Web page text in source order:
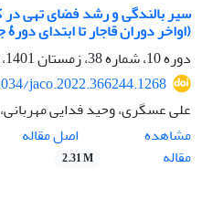
سیر بالندگی و رشد فضای تهی در
(اواخر دوران قاجار تا ابتدای
دوره 10، شماره 38، زمستان 1401، صفحه
jaco.2022.366244.1268
علی عسگری، وحید فدایی
مشاهده
مقاله
اصل مقاله
2.31 M